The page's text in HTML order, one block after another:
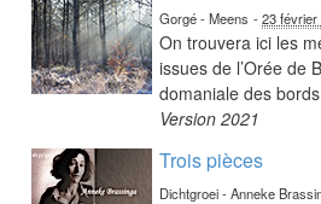
Gorgé - Meens -23 février
On trouvera ici les
issues de l’Orée de
domaniale des
Version 2021
Trois pièces
Dichtgroei - Anneke